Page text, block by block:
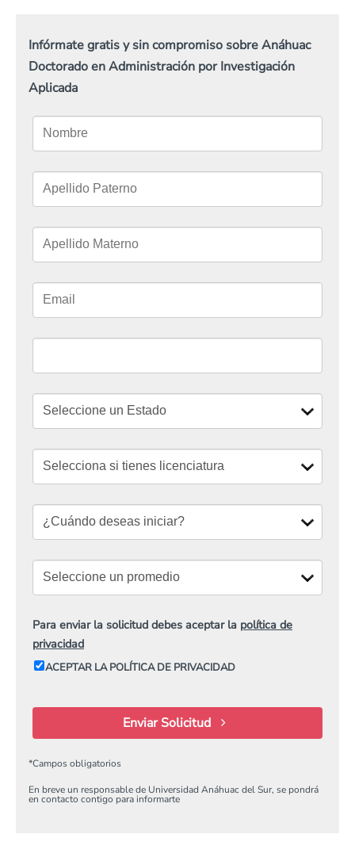
Infórmate gratis y sin compromiso sobre Anáhuac
Doctorado en Administración por Investigación
Aplicada
Para enviar la solicitud debes aceptar la política de
privacidad
ACEPTAR LA POLÍTICA DE PRIVACIDAD
Enviar Solicitud
*Campos obligatorios
En breve un responsable de Universidad Anáhuac del Sur, se pondrá
en contacto contigo para informarte